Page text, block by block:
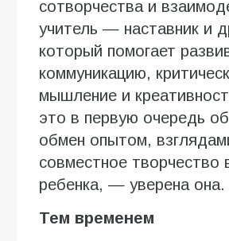
сотворчества и
учитель — наставник и
который помогает
коммуникацию,
мышление и
это в первую очередь
обмен опытом,
совместное творчество
ребенка, — уверена она.
Тем временем